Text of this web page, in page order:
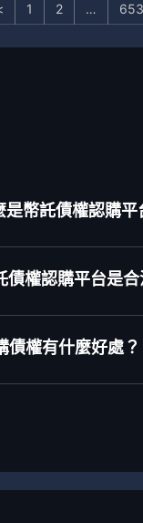
1 2 … 653
是幣託債權認購
債權認購平台是
債權有什麼好處？